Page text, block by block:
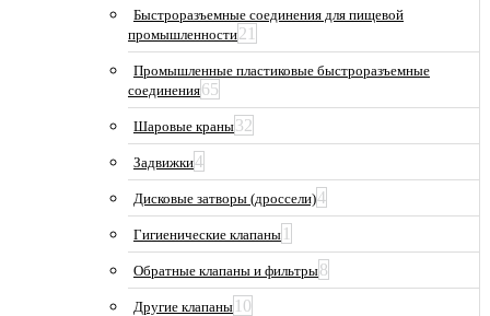
Быстроразъемные соединения для пищевой
промышленности21
Промышленные пластиковые быстроразъемные
соединения65
Шаровые краны32
Задвижки4
Дисковые затворы (дроссели)4
Гигиенические клапаны 1
Обратные клапаны и фильтры8
Другие клапаны 10